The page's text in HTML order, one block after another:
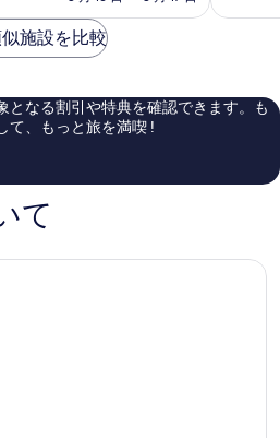
ス
宮
神
も
し
い、
の
施設を比較
となる割引や特典を確認できます。も
て、もっと旅を満喫 !
て